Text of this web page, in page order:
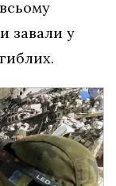
завали у